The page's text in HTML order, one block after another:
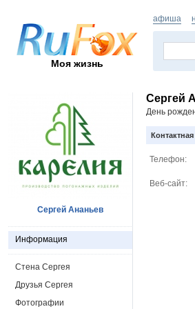
Моя жизнь
афиша
Сергей
День
Телефон:
Веб-сайт:
Сергей Ананьев
Информация
Стена Сергея
Друзья Сергея
Фотографии